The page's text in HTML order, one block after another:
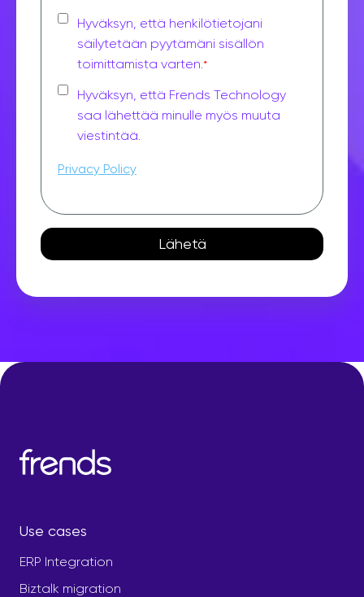
Hyväksyn, että henkilötietojani
säilytetään pyytämäni sisällön
toimittamista varten.*
Hyväksyn, että Frends Technology
saa lähettää minulle myös muuta
viestintää.
Privacy Policy
Use cases
ERP Integration
Biztalk migration